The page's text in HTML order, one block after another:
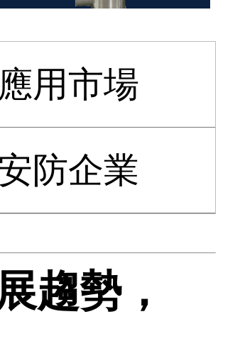
應用市場
防企業
趨勢，